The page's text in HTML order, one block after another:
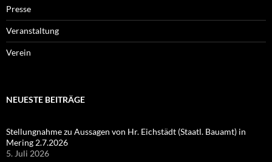
Presse
Veranstaltung
Verein
NEUESTE BEITRÄGE
Stellungnahme zu Aussagen von Hr. Eichstädt (Staatl. Bauamt) in
Mering 2.7.2026
5. Juli 2026